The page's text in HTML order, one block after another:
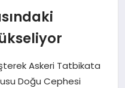
Askeri Tatbikata
Doğu Cephesi